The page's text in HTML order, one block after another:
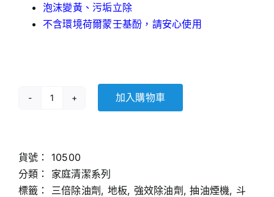
泡沫變黃、污垢立除
不含環境荷爾蒙壬基酚，請安心使用
三
縮
泡
沫
加入購物車
貨號： 10500
分類： 家庭清潔系列
標籤：
三倍除油劑, 地板, 強效除油劑,抽油煙機, 斗